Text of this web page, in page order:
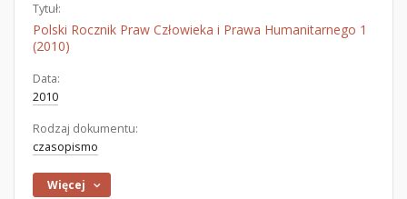
Tytuł:
Polski Rocznik Praw Człowieka i Prawa Humanitarnego 1
(2010)
Data:
2010
Rodzaj dokumentu:
czasopismo
Więcej